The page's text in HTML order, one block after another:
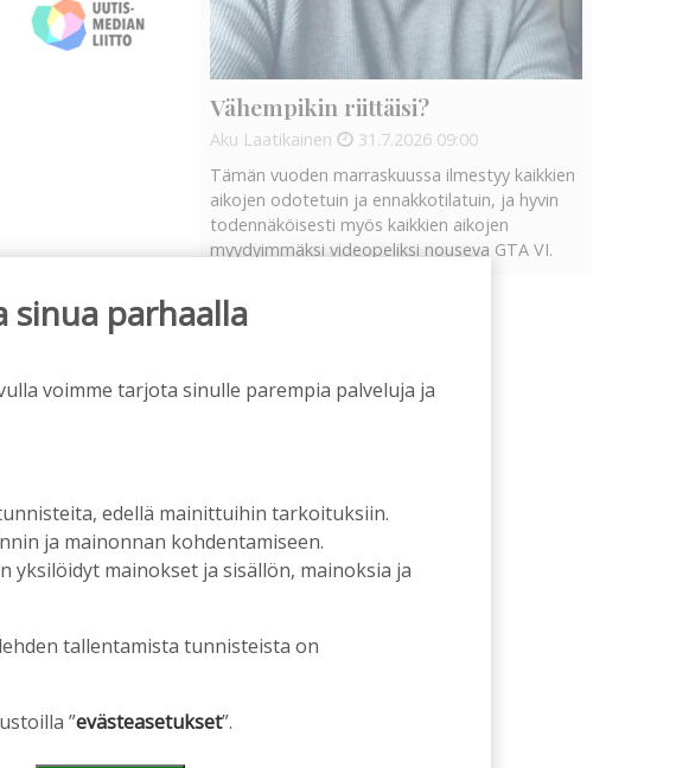
sanoo
Vähempikin riittäisi?
Aku Laatikainen 31.7.2026 09:00
Tämän vuoden marraskuussa ilmestyy kaikkien
aikojen odotetuin ja ennakkotilatuin, ja hyvin
todennäköisesti myös kaikkien aikojen
myydyimmäksi videopeliksi nouseva GTA VI.
parhaalla
voimme tarjota sinulle parempia palveluja ja
edellä mainittuihin tarkoituksiin.
ja mainonnan kohdentamiseen.
mainokset ja sisällön, mainoksia ja
tallentamista tunnisteista on
”evästeasetukset”.